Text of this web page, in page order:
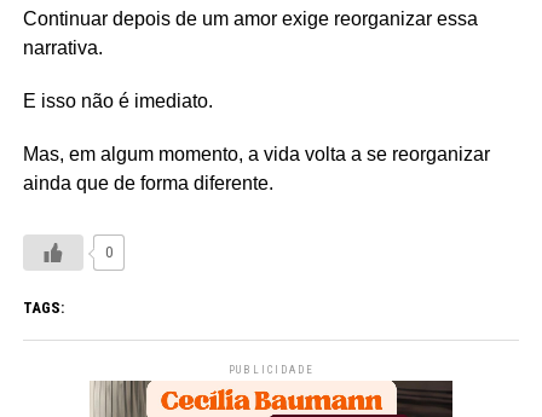
Continuar depois de um amor exige reorganizar essa
narrativa.
E isso não é imediato.
Mas, em algum momento, a vida volta a se reorganizar
ainda que de forma diferente.
0
TAGS:
PUBLICIDADE